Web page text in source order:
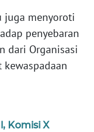
juga menyoroti
penyebaran
dari Organisasi
kewaspadaan
Komisi X